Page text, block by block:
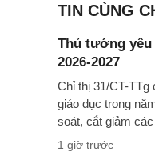
TIN CÙNG
Thủ tướng
2026-2027
Chỉ thị 31/CT-TTg
giáo dục trong
soát, cắt giảm
1 giờ trước